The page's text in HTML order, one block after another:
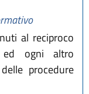
al reciproco
ed ogni altro
procedure